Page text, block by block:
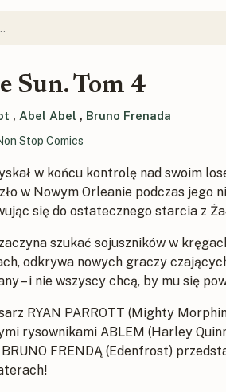
Sun. Tom 4
, Abel Abel , Bruno Frenada
Stop Comics
w końcu kontrolę nad swoim
w Nowym Orleanie podczas jego
się do ostatecznego starcia z
szukać sojuszników w
odkrywa nowych graczy
– i nie wszyscy chcą, by mu się
RYAN PARROTT (Mighty
rysownikami ABLEM (Harley
FRENDĄ (Edenfrost)